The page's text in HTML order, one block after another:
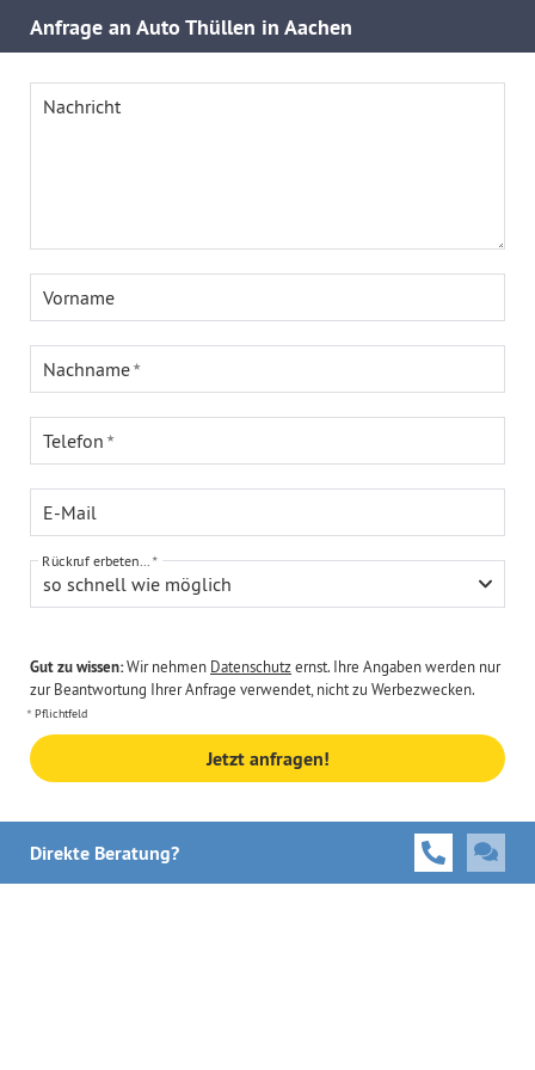
Anfrage an Auto Thüllen in Aachen
Nachricht
Vorname
Nachname
Telefon
E-Mail
so schnell wie möglich
Rückruf erbeten...
Gut zu wissen:Wir nehmen Datenschutzernst. Ihre Angaben werden nur
zur Beantwortung Ihrer Anfrage verwendet, nicht zu Werbezwecken.
Pflichtfeld
Jetzt anfragen!
Direkte Beratung?